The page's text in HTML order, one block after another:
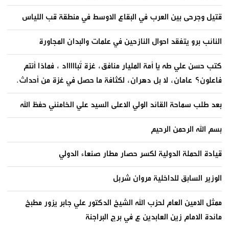
قتيل وجرحى بين العرب في البقاع الاوسط في منطقة قب اللياس
النائب برو يتفقد احوال النازحين في علمات والبدان المجاورة
كتب حسن علي طه يا أمة المليار منافق، غزة تُباااااد ، فماذا أنتم
فاعلون؟ عامان، لا بل دهران، لكثافة ما حصل في غزة من أحداث.
بعد طلب سماحة القائد الولي الاعلى السيد علي الخامنئي حفظ الله
بسم الله الرحمن الرحيم
قيادة الحملة الدولية لكسر حصار مطار صنعاء الدولي
الوزير السابق للداخلية مروان شربل
ممثل الامين العام لحزب الله الشيخ الدكتور علي جابر يزور مطبخ
مائدة الامام زين العابدين ع في برج البراجنة